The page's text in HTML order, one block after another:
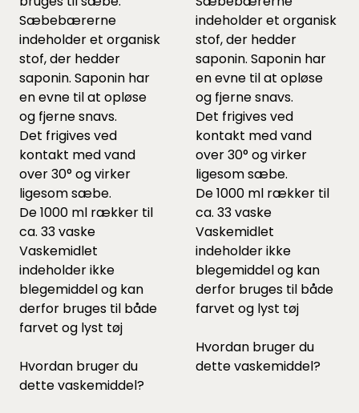
Sæbebærerne
indeholder et organisk
stof, der hedder
saponin. Saponin har
en evne til at opløse
og fjerne snavs.
Det frigives ved
kontakt med vand
over 30° og virker
ligesom sæbe.
De 1000 ml rækker til
ca. 33 vaske
Vaskemidlet
indeholder ikke
blegemiddel og kan
derfor bruges til både
farvet og lyst tøj
Hvordan bruger du
dette vaskemiddel?
indeholder et organisk
stof, der hedder
saponin. Saponin har
en evne til at opløse
og fjerne snavs.
Det frigives ved
kontakt med vand
over 30° og virker
ligesom sæbe.
De 1000 ml rækker til
ca. 33 vaske
Vaskemidlet
indeholder ikke
blegemiddel og kan
derfor bruges til både
farvet og lyst tøj
Hvordan bruger du
dette vaskemiddel?